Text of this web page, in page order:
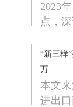
2023
点，
“新三样
万
本文
进出